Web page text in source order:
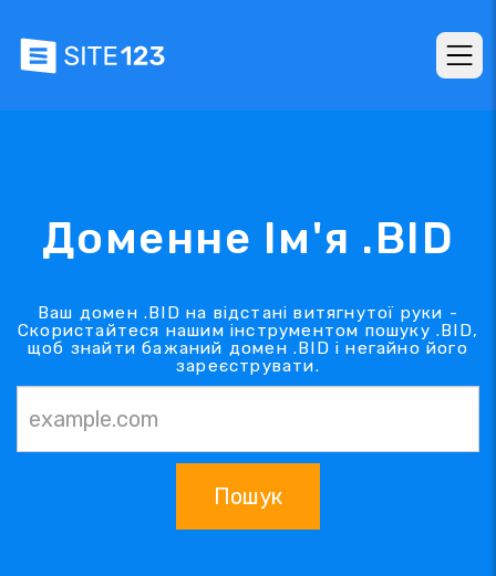
Доменне Ім'я .BID
Ваш домен .BID на відстані витягнутої руки -
Скористайтеся нашим інструментом пошуку .BID,
щоб знайти бажаний домен .BID і негайно його
зареєструвати.
Пошук